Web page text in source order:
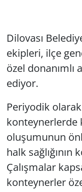
Dilovası
ekipleri, ilçe
özel donanımlı
ediyor.
Periyodik
konteynerlerde
oluşumunun
halk
Çalışmalar
konteynerler